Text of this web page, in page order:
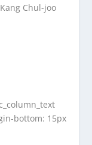
Chul-joo
bottom: 15px